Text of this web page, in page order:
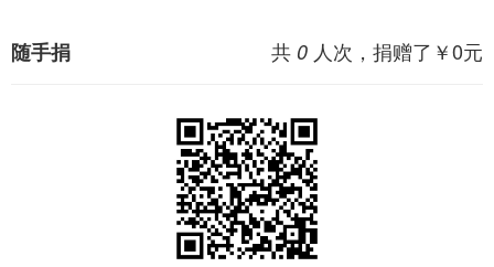
共 0 人次，捐赠了￥0元
随手捐